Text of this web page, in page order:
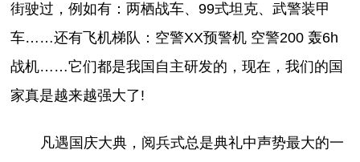
街驶过，例如有：两栖战车、99式坦克、武警装甲
车……还有飞机梯队：空警XX预警机 空警200 轰6h
战机……它们都是我国自主研发的，现在，我们的国
家真是越来越强大了!
凡遇国庆大典，阅兵式总是典礼中声势最大的一